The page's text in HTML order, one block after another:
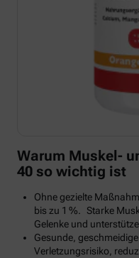
Warum Muskel-
40 so wichtig ist
Ohne gezielte
bis zu 1 %. Starke
Gelenke und
Gesunde,
Verletzungsrisiko,